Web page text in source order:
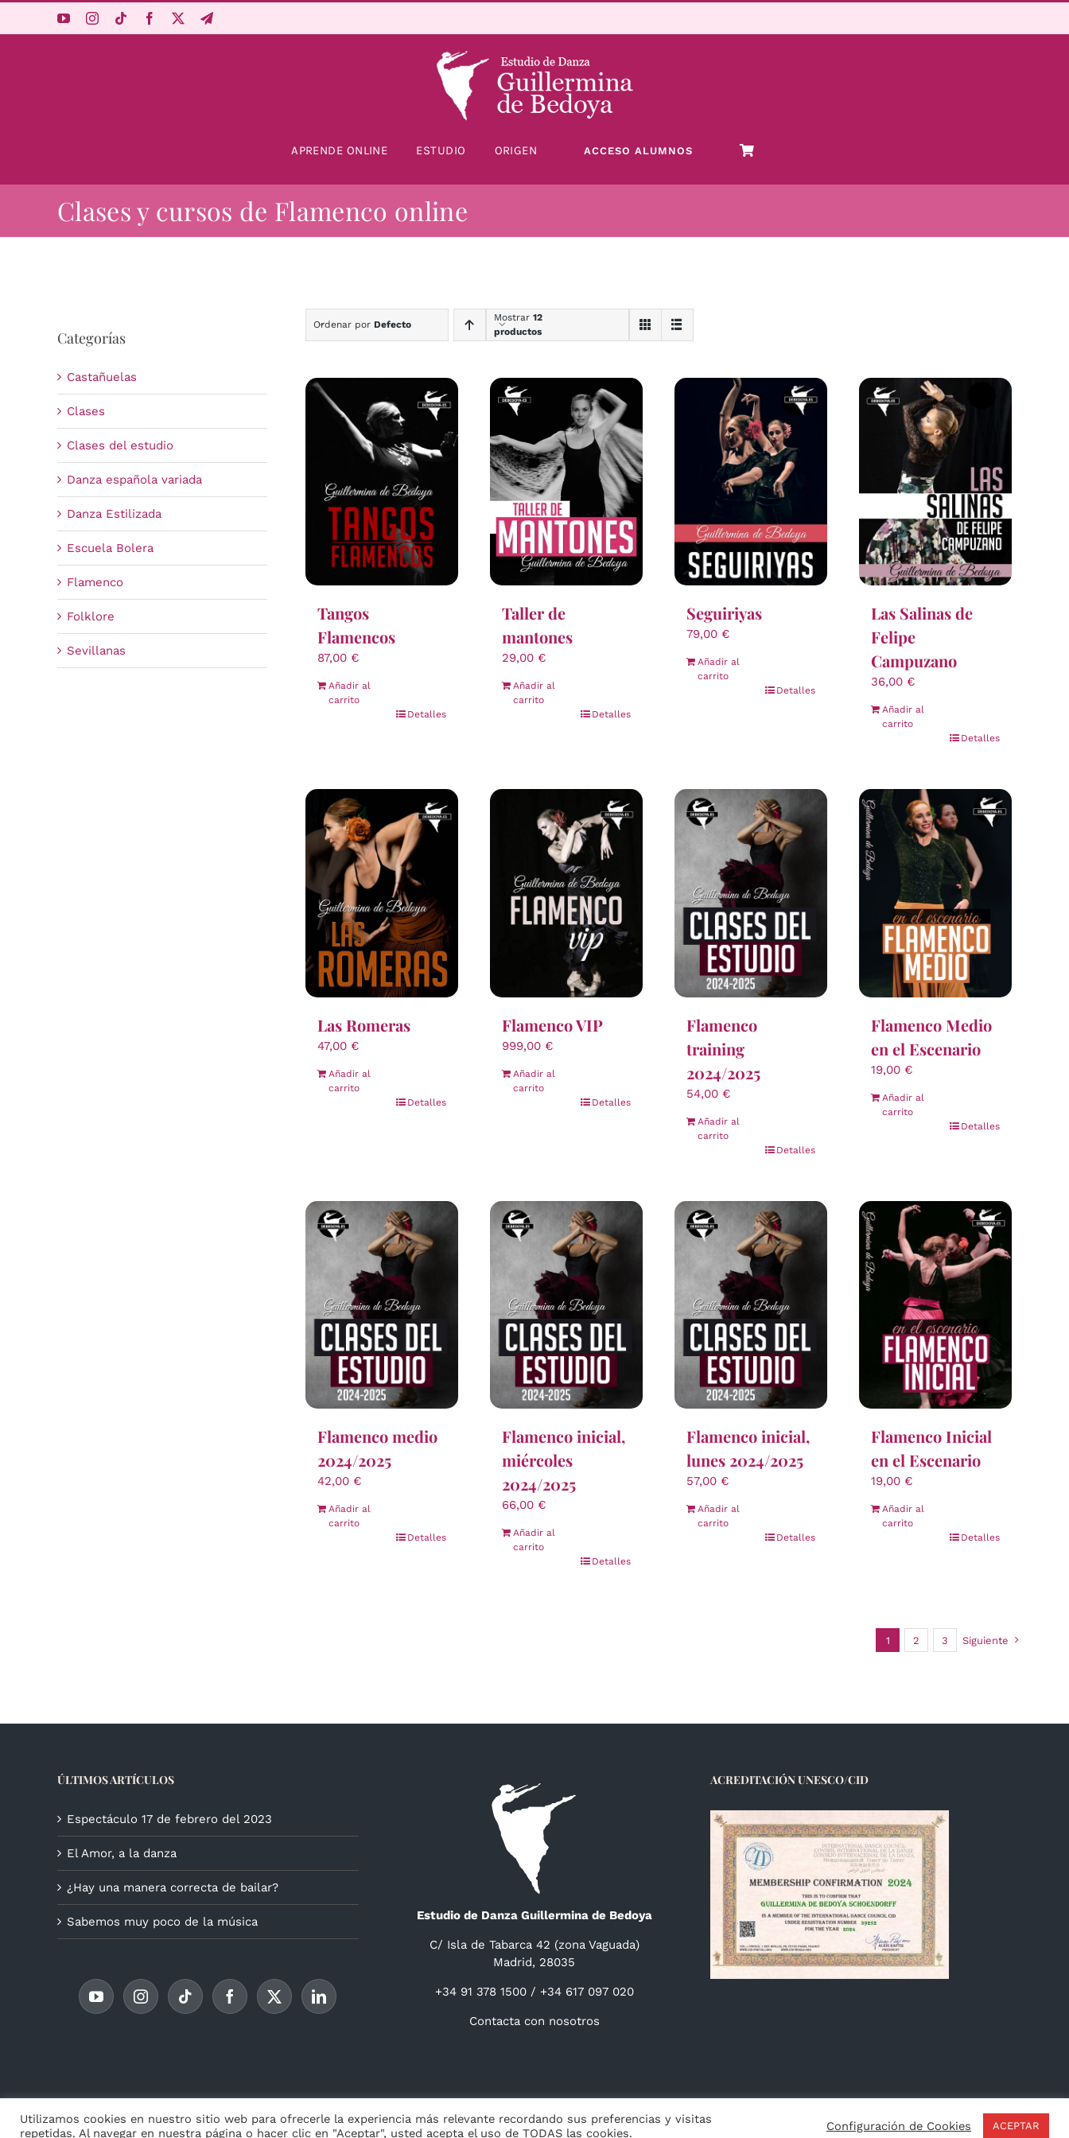
APRENDE ONLINE ESTUDIO ORIGEN ACCESO ALUMNOS
Clases y cursos de Flamenco online
Categorías
Castañuelas
Clases
Clases del estudio
Danza española variada
Danza Estilizada
Escuela Bolera
Flamenco
Folklore
Sevillanas
Ordenar por Defecto
Mostrar 12
productos
Tangos
Flamencos
87,00 €
Añadir al
carrito
Detalles
Taller de
mantones
29,00 €
Añadir al
carrito
Detalles
Seguiriyas
79,00 €
Añadir al
carrito
Detalles
Las Salinas de
Felipe
Campuzano
36,00 €
Añadir al
carrito
Detalles
Las Romeras
47,00 €
Añadir al
carrito
Detalles
Flamenco VIP
999,00 €
Añadir al
carrito
Detalles
Flamenco
training
2024/2025
54,00 €
Añadir al
carrito
Detalles
Flamenco Medio
en el Escenario
19,00 €
Añadir al
carrito
Detalles
Flamenco medio
2024/2025
42,00 €
Añadir al
carrito
Detalles
Flamenco inicial,
miércoles
2024/2025
66,00 €
Añadir al
carrito
Detalles
Flamenco inicial,
lunes 2024/2025
57,00 €
Añadir al
carrito
Detalles
Flamenco Inicial
en el Escenario
19,00 €
Añadir al
carrito
Detalles
1 2 3 Siguiente
ÚLTIMOS ARTÍCULOS
Espectáculo 17 de febrero del 2023
El Amor, a la danza
¿Hay una manera correcta de bailar?
Sabemos muy poco de la música Estudio de Danza Guillermina de Bedoya
C/ Isla de Tabarca 42 (zona Vaguada)
Madrid, 28035
+34 91 378 1500 / +34 617 097 020
Contacta con nosotros
ACREDITACIÓN UNESCO/CID
Utilizamos cookies en nuestro sitio web para ofrecerle la experiencia más relevante recordando sus preferencias y visitas
repetidas. Al navegar en nuestra página o hacer clic en "Aceptar", usted acepta el uso de TODAS las cookies.
Configuración de Cookies ACEPTAR